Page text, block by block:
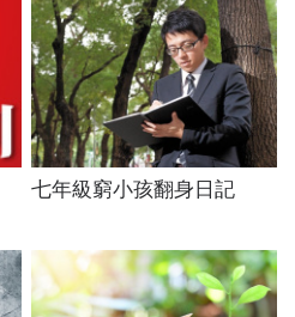
七年級窮小孩翻身日記